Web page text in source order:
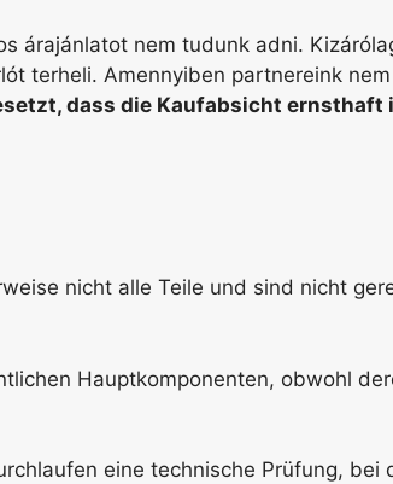
árajánlatot nem tudunk adni.
terheli. Amennyiben partnereink
dass die Kaufabsicht ernsthaft
nicht alle Teile und sind nicht
Hauptkomponenten, obwohl
eine technische Prüfung, bei